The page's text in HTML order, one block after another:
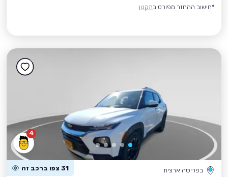
*חישוב ההחזר מפורט בתקנון
4
בפריסה ארצית 31 צפו ברכב זה